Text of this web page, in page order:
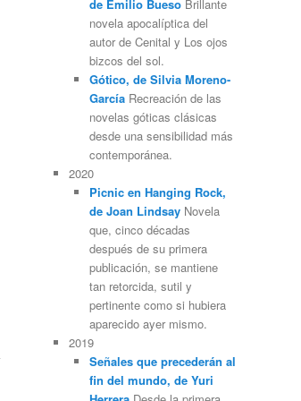
de Emilio BuesoBrillante
novela apocalíptica del
autor de Cenital y Los ojos
bizcos del sol.
Gótico, de Silvia Moreno-
GarcíaRecreación de las
novelas góticas clásicas
desde una sensibilidad más
contemporánea.
2020
Picnic en Hanging Rock,
de Joan LindsayNovela
que, cinco décadas
después de su primera
publicación, se mantiene
tan retorcida, sutil y
pertinente como si hubiera
aparecido ayer mismo.
2019
Señales que precederán al
fin del mundo, de Yuri